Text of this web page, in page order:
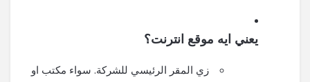
يعني ايه موقع انترنت؟
زي المقر الرئيسي للشركة. سواء مكتب او